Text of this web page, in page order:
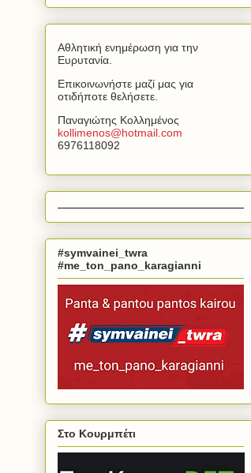
Αθλητική ενημέρωση για την
Ευρυτανία.
Επικοινωνήστε μαζί μας για
οτιδήποτε θελήσετε.
Παναγιώτης Κολλημένος
kollimenos@hotmail com
6976118092
#symvainei_twra
#me_ton_pano_karagianni
Στο Κουρμπέτι